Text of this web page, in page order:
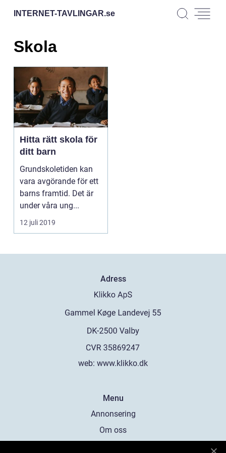
INTERNET-TAVLINGAR.se
Skola
Hitta rätt skola för
ditt barn
Grundskoletiden kan
vara avgörande för ett
barns framtid. Det är
under våra ung...
12 juli 2019
Adress
web: www.klikko.dk
Menu
Annonsering
Om oss